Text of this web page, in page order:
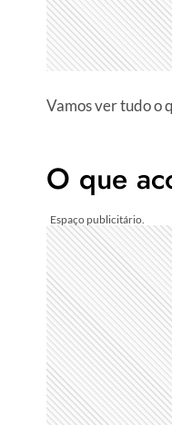
Vamos ver tudo o
O que